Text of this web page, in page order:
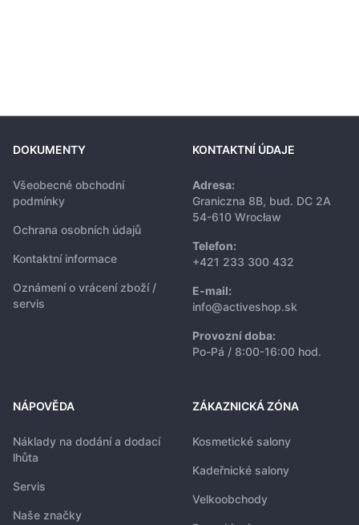
DOKUMENTY
Všeobecné obchodní
podmínky
Ochrana osobních údajů
Kontaktní informace
Oznámení o vrácení zboží /
servis
KONTAKTNÍ ÚDAJE
Adresa:
Graniczna 8B, bud. DC 2A
54-610 Wrocław
Telefon:
+421 233 300 432
E-mail:
info@activeshop.sk
Provozní doba:
Po-Pá / 8:00-16:00 hod.
NÁPOVĚDA
Náklady na dodání a dodací
lhůta
Servis
Naše značky
ZÁKAZNICKÁ ZÓNA
Kosmetické salony
Kadeřnické salony
Velkoobchody